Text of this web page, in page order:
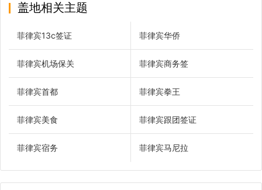
盖地相关主题
菲律宾13c签证 菲律宾华侨
菲律宾机场保关 菲律宾商务签
菲律宾首都 菲律宾拳王
菲律宾美食 菲律宾跟团签证
菲律宾宿务 菲律宾马尼拉